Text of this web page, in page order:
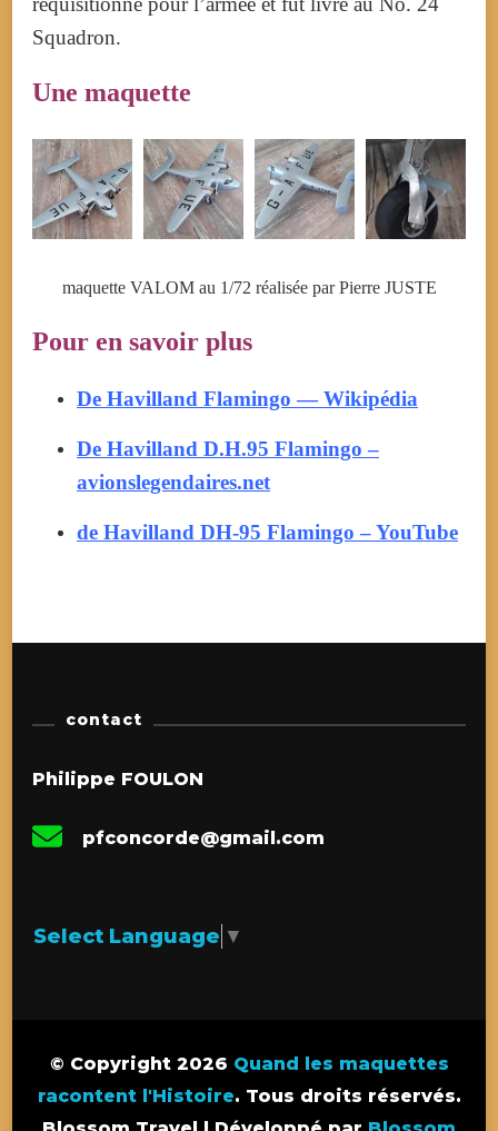
Squadron.
Une maquette
maquette VALOM au 1/72 réalisée par Pierre JUSTE
Pour en savoir plus
De Havilland Flamingo — Wikipédia
De Havilland D.H.95 Flamingo –
avionslegendaires.net
de Havilland DH-95 Flamingo – YouTube
contact
Philippe FOULON
pfconcorde@gmail.com
Select Language ▼
© Copyright 2026 Quand les maquettes
racontent l'Histoire. Tous droits réservés.